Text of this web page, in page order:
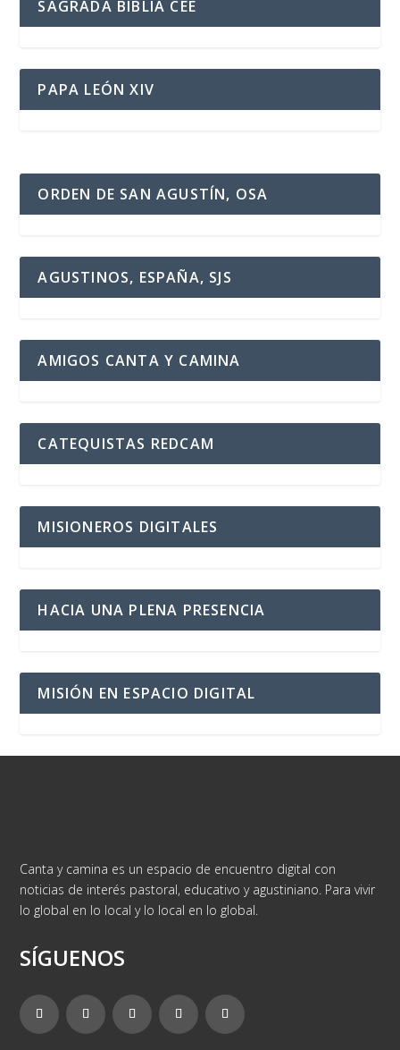
SAGRADA BIBLIA CEE
PAPA LEÓN XIV
ORDEN DE SAN AGUSTÍN, OSA
AGUSTINOS, ESPAÑA, SJS
AMIGOS CANTA Y CAMINA
CATEQUISTAS REDCAM
MISIONEROS DIGITALES
HACIA UNA PLENA PRESENCIA
MISIÓN EN ESPACIO DIGITAL
Canta y camina es un espacio de encuentro digital con
noticias de interés pastoral, educativo y agustiniano. Para vivir
lo global en lo local y lo local en lo global.
SÍGUENOS